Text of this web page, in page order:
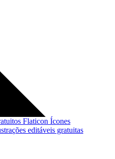
Flaticon Ícones
editáveis gratuitas